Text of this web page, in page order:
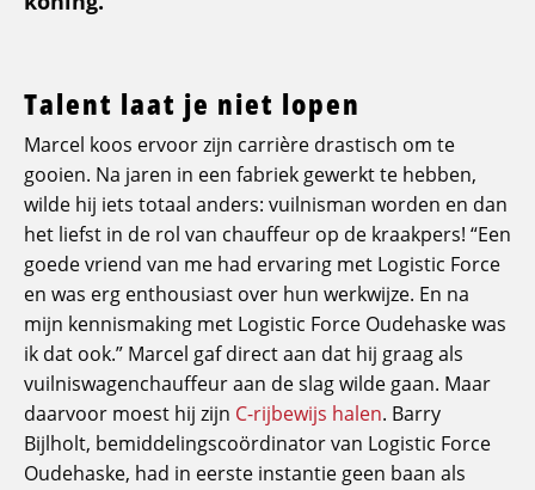
Talent laat je niet lopen
Marcel koos ervoor zijn carrière drastisch om te
gooien. Na jaren in een fabriek gewerkt te hebben,
wilde hij iets totaal anders: vuilnisman worden en dan
het liefst in de rol van chauffeur op de kraakpers! “Een
goede vriend van me had ervaring met Logistic Force
en was erg enthousiast over hun werkwijze. En na
mijn kennismaking met Logistic Force Oudehaske was
ik dat ook.” Marcel gaf direct aan dat hij graag als
vuilniswagenchauffeur aan de slag wilde gaan. Maar
daarvoor moest hij zijn C-rijbewijs halen. Barry
Bijlholt, bemiddelingscoördinator van Logistic Force
Oudehaske, had in eerste instantie geen baan als